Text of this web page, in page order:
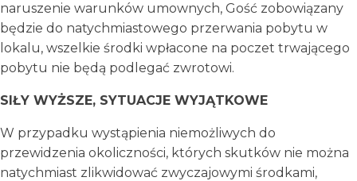
naruszenie warunków umownych, Gość zobowiązany
będzie do natychmiastowego przerwania pobytu w
lokalu, wszelkie środki wpłacone na poczet trwającego
pobytu nie będą podlegać zwrotowi.
SIŁY WYŻSZE, SYTUACJE WYJĄTKOWE
W przypadku wystąpienia niemożliwych do
przewidzenia okoliczności, których skutków nie można
natychmiast zlikwidować zwyczajowymi środkami,